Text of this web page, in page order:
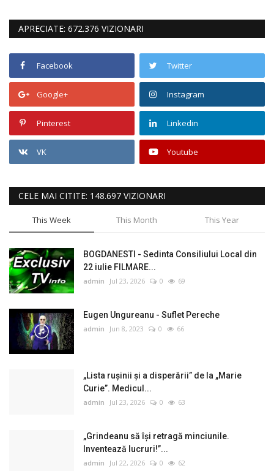
APRECIATE: 672.376 VIZIONARI
Facebook Twitter
Google+ Instagram
Pinterest Linkedin
VK Youtube
CELE MAI CITITE: 148.697 VIZIONARI
This Week This Month This Year
BOGDANESTI - Sedinta Consiliului Local din
22 iulie FILMARE...
admin Jul 23, 2026 0 69
Eugen Ungureanu - Suflet Pereche
admin Jun 8, 2023 0 66
„Lista rușinii și a disperării” de la „Marie
Curie”. Medicul...
admin Jul 23, 2026 0 63
„Grindeanu să își retragă minciunile.
Inventează lucruri!”...
admin Jul 22, 2026 0 62